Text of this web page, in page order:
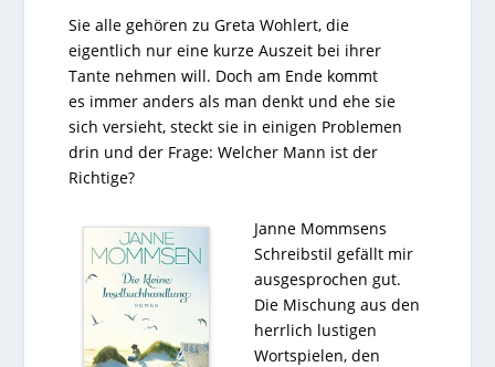
Sie alle gehören zu Greta Wohlert, die
eigentlich nur eine kurze Auszeit bei ihrer
Tante nehmen will. Doch am Ende kommt
es immer anders als man denkt und ehe sie
sich versieht, steckt sie in einigen Problemen
drin und der Frage: Welcher Mann ist der
Richtige?
Janne Mommsens
Schreibstil gefällt mir
ausgesprochen gut.
Die Mischung aus den
herrlich lustigen
Wortspielen, den